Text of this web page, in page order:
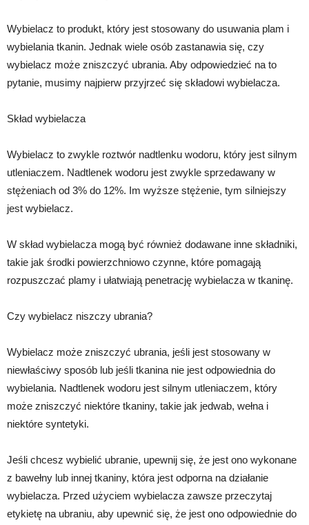
Wybielacz to produkt, który jest stosowany do usuwania plam i
wybielania tkanin. Jednak wiele osób zastanawia się, czy
wybielacz może zniszczyć ubrania. Aby odpowiedzieć na to
pytanie, musimy najpierw przyjrzeć się składowi wybielacza.
Skład wybielacza
Wybielacz to zwykle roztwór nadtlenku wodoru, który jest silnym
utleniaczem. Nadtlenek wodoru jest zwykle sprzedawany w
stężeniach od 3% do 12%. Im wyższe stężenie, tym silniejszy
jest wybielacz.
W skład wybielacza mogą być również dodawane inne składniki,
takie jak środki powierzchniowo czynne, które pomagają
rozpuszczać plamy i ułatwiają penetrację wybielacza w tkaninę.
Czy wybielacz niszczy ubrania?
Wybielacz może zniszczyć ubrania, jeśli jest stosowany w
niewłaściwy sposób lub jeśli tkanina nie jest odpowiednia do
wybielania. Nadtlenek wodoru jest silnym utleniaczem, który
może zniszczyć niektóre tkaniny, takie jak jedwab, wełna i
niektóre syntetyki.
Jeśli chcesz wybielić ubranie, upewnij się, że jest ono wykonane
z bawełny lub innej tkaniny, która jest odporna na działanie
wybielacza. Przed użyciem wybielacza zawsze przeczytaj
etykietę na ubraniu, aby upewnić się, że jest ono odpowiednie do